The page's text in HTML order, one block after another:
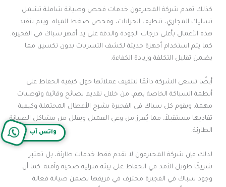
كذلك تقدم شركة المحترفون خدمات فحص وصيانة شاملة تشمل
تسليك المجاري، تنظيف الخزانات، وفحص ضغط المياه. ويتم تنفيذ
هذه الأعمال بأعلى درجات الجودة والدقة على يد أمهر سباك في الفجيرة.
كما يتم استخدام أجهزة حديثة لكشف التسربات بدون تكسير، مما
يضمن تقليل التكلفة وزيادة الكفاءة.
أيضًا تسعى الشركة دائمًا لتثقيف عملائها حول كيفية الحفاظ على
أنظمة السباكة الخاصة بهم، من خلال تقديم نصائح وقائية وتوصيات
مهمة. ويقوم كل سباك في الفجيرة بشرح الأعطال المحتملة وكيفية
تفاديها مستقبلاً، مما يُعزز من وعي العميل ويقلل من مشاكل الصيانة
الطارئة.
لذلك فإن شركة المحترفون لا تقدم فقط خدمات طارئة، بل تعتبر
شريكًا طويل الأمد في الحفاظ على بيئة منزلية صحية وآمنة. كما أن
وجود سباك في الفجيرة محترف في فريقها يضمن صيانة فعالة
واتس آب